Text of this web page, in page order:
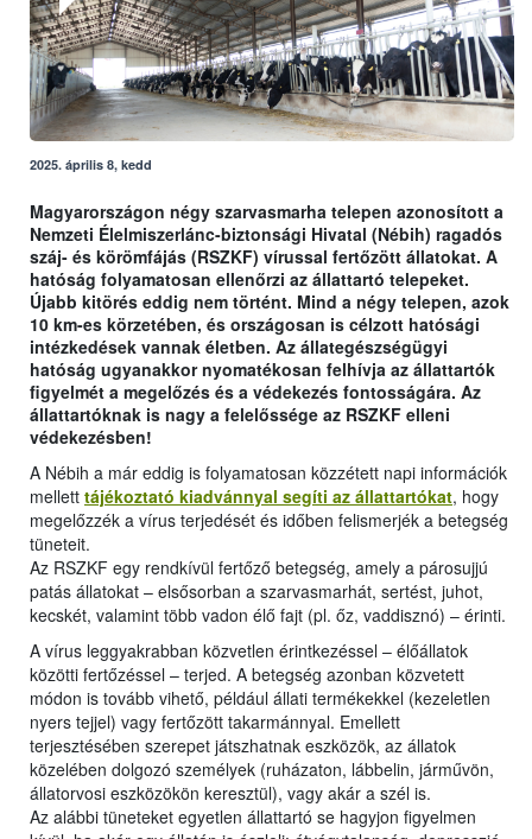
2025. április 8, kedd
Magyarországon négy szarvasmarha telepen azonosított a
Nemzeti Élelmiszerlánc-biztonsági Hivatal (Nébih) ragadós
száj- és körömfájás (RSZKF) vírussal fertőzött állatokat. A
hatóság folyamatosan ellenőrzi az állattartó telepeket.
Újabb kitörés eddig nem történt. Mind a négy telepen, azok
10 km-es körzetében, és országosan is célzott hatósági
intézkedések vannak életben. Az állategészségügyi
hatóság ugyanakkor nyomatékosan felhívja az állattartók
figyelmét a megelőzés és a védekezés fontosságára. Az
állattartóknak is nagy a felelőssége az RSZKF elleni
védekezésben!
A Nébih a már eddig is folyamatosan közzétett napi információk
mellett tájékoztató kiadvánnyal segíti az állattartókat, hogy
megelőzzék a vírus terjedését és időben felismerjék a betegség
tüneteit.
Az RSZKF egy rendkívül fertőző betegség, amely a párosujjú
patás állatokat – elsősorban a szarvasmarhát, sertést, juhot,
kecskét, valamint több vadon élő fajt (pl. őz, vaddisznó) – érinti.
A vírus leggyakrabban közvetlen érintkezéssel – élőállatok
közötti fertőzéssel – terjed. A betegség azonban közvetett
módon is tovább vihető, például állati termékekkel (kezeletlen
nyers tejjel) vagy fertőzött takarmánnyal. Emellett
terjesztésében szerepet játszhatnak eszközök, az állatok
közelében dolgozó személyek (ruházaton, lábbelin, járművön,
állatorvosi eszközökön keresztül), vagy akár a szél is.
Az alábbi tüneteket egyetlen állattartó se hagyjon figyelmen